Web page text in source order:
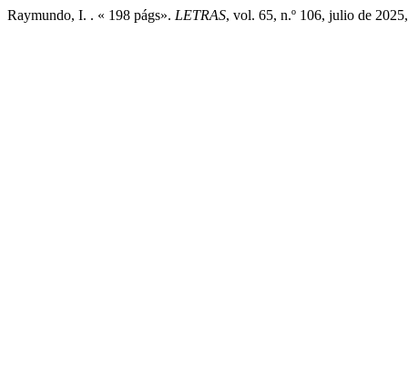
Raymundo, I. . « 198 págs». LETRAS, vol. 65, n.º 106, julio de